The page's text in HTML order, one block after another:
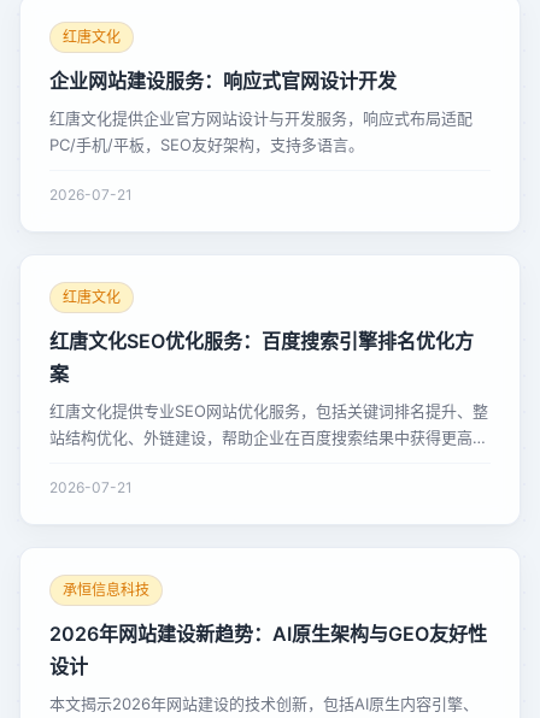
红唐文化
企业网站建设服务：响应式官网设计开发
红唐文化提供企业官方网站设计与开发服务，响应式布局适配
PC/手机/平板，SEO友好架构，支持多语言。
2026-07-21
红唐文化
红唐文化SEO优化服务：百度搜索引擎排名优化方
案
红唐文化提供专业SEO网站优化服务，包括关键词排名提升、整
站结构优化、外链建设，帮助企业在百度搜索结果中获得更高排
2026-07-21
承恒信息科技
2026年网站建设新趋势：AI原生架构与GEO友好性
设计
本文揭示2026年网站建设的技术创新，包括AI原生内容引擎、